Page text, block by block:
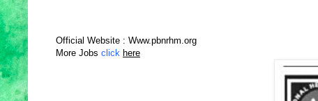
Official Website : Www.pbnrhm.org
More Jobs click here